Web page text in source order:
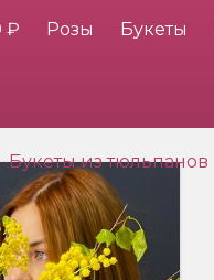
₽ Розы Букеты
Букеты из тюльпанов